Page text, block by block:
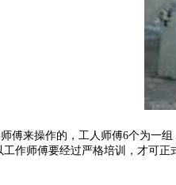
来操作的，工人师傅6个为一组
作师傅要经过严格培训，才可正